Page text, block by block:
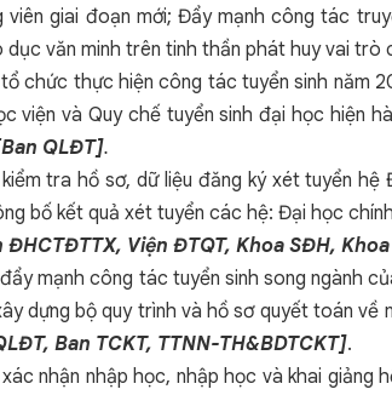
viên giai đoạn mới; Đẩy mạnh công tác
dục văn minh trên tinh thần phát huy vai
chức thực hiện công tác tuyển sinh năm
viện và Quy chế tuyển sinh đại học hiện
QLĐT].
tra hồ sơ, dữ liệu đăng ký xét tuyển
bố kết quả xét tuyển các hệ: Đại học
ĐHCTĐTTX, Viện ĐTQT, Khoa SĐH,
mạnh công tác tuyển sinh song ngành
dựng bộ quy trình và hồ sơ quyết toán
Ban TCKT, TTNN-TH&BDTCKT].
nhận nhập học, nhập học và khai